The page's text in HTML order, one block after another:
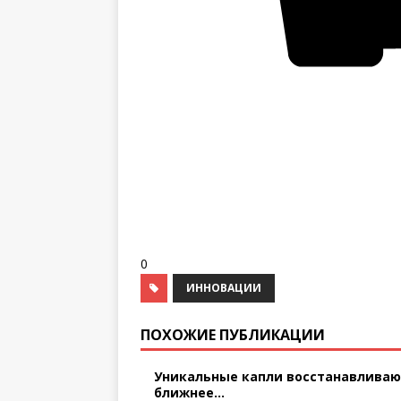
0
ИННОВАЦИИ
ПОХОЖИЕ ПУБЛИКАЦИИ
Уникальные капли
ближнее...